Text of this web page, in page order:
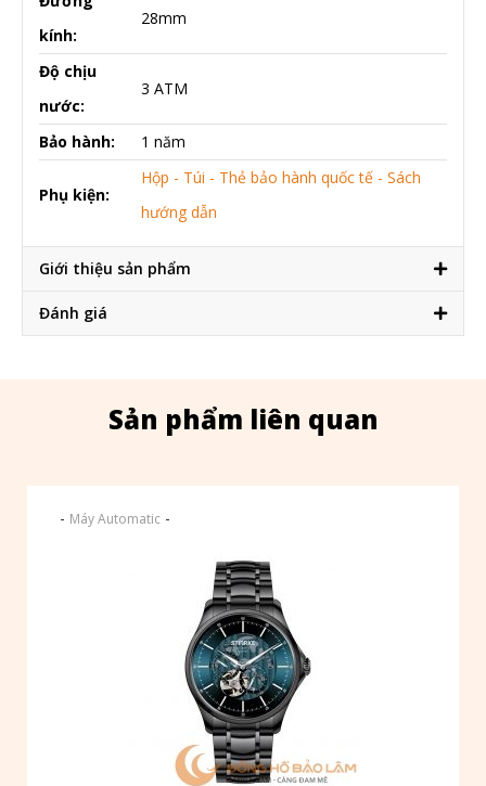
kính:
28mm
Độ chịu
nước:
3 ATM
Bảo hành: 1 năm
Phụ kiện:
Hộp - Túi - Thẻ bảo hành quốc tế - Sách
hướng dẫn
Giới thiệu sản phẩm
Đánh giá
Sản phẩm liên quan
- Máy Automatic -